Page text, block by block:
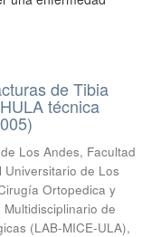
de Tibia
técnica
Los Andes, Facultad
Universitario de Los
Ortopedica y
de
(LAB-MICE-ULA),